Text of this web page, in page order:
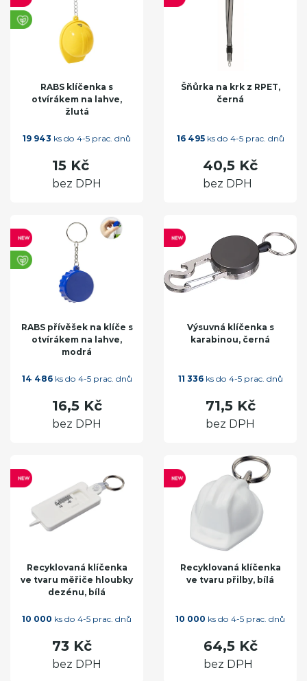
RABS klíčenka s
otvírákem na lahve,
žlutá
19 943 ks do 4-5 prac. dnů
15 Kč
bez DPH
Šňůrka na krk z RPET,
černá
16 495ks do 4-5 prac. dnů
40,5 Kč
bez DPH
RABS přívěšek na klíče s
otvírákem na lahve,
modrá
14 486ks do 4-5 prac. dnů
16,5 Kč
bez DPH
Výsuvná klíčenka s
karabinou, černá
11 336ks do 4-5 prac. dnů
71,5 Kč
bez DPH
Recyklovaná klíčenka
ve tvaru měřiče hloubky
dezénu, bílá
10 000 ks do 4-5 prac. dnů
73 Kč
bez DPH
Recyklovaná klíčenka
ve tvaru přilby, bílá
10 000 ks do 4-5 prac. dnů
64,5 Kč
bez DPH